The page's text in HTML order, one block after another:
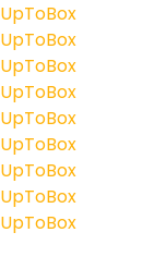
UpToBox
UpToBox
UpToBox
UpToBox
UpToBox
UpToBox
UpToBox
UpToBox
UpToBox